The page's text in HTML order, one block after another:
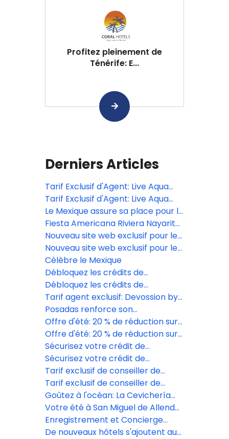
Profitez pleinement de
Ténérife: E...
Derniers Articles
Tarif Exclusif d'Agent: Live Aqua
San Miguel de Allende
Tarif Exclusif d'Agent: Live Aqua
San Miguel de Allende
Le Mexique assure sa place pour la
grande finale du Bocuse d’Or 2027
Fiesta Americana Riviera Nayarit
présente le nouveau design de
son restaurant EFISIA
Nouveau site web exclusif pour les
agents de voyages à Posadas
Nouveau site web exclusif pour les
agents de voyages à Posadas
Célèbre le Mexique
Débloquez les crédits de
complexe du Grand Fiesta
Americana Los Cabos
Débloquez les crédits de
complexe du Grand Fiesta
Americana Los Cabos
Tarif agent exclusif: Devossion by
Live Aqua
Posadas renforce son
engagement social avec la
formation de 189 jeunes au
Mexique
Offre d'été: 20 % de réduction sur
les formules vacances de la Fiesta
Americana Travelty Collection
Offre d'été: 20 % de réduction sur
les formules vacances de la Fiesta
Americana Travelty Collection
Sécurisez votre crédit de
villégiature au Grand Fiesta
Americana Los Cabos
Sécurisez votre crédit de
villégiature au Grand Fiesta
Americana Los Cabos
Tarif exclusif de conseiller de
voyage au Live Aqua San Miguel de
Allende
Tarif exclusif de conseiller de
voyage au Live Aqua San Miguel de
Allende
Goûtez à l'océan: La Cevichería
ouvre ses portes au Fiesta
Americana Riviera Nayarit
Votre été à San Miguel de Allende
commence ici!
Enregistrement et Concierge
Digital propulsé par Agentforce
De nouveaux hôtels s'ajoutent au